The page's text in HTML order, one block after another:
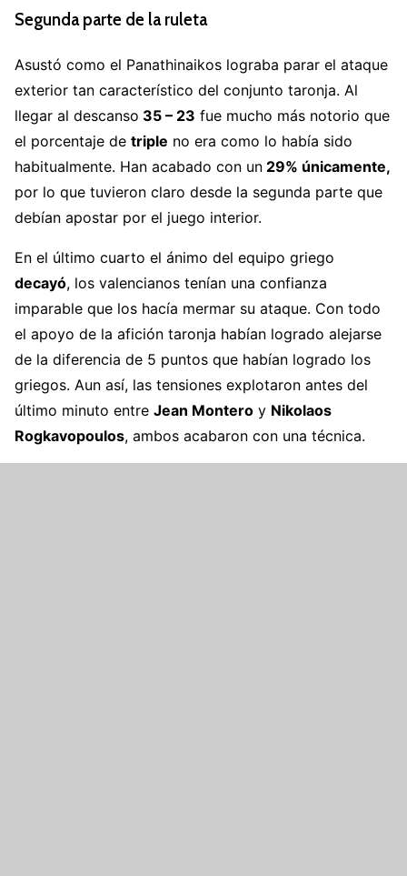
Segunda parte de la ruleta
Asustó como el Panathinaikos lograba parar el ataque
exterior tan característico del conjunto taronja. Al
llegar al descanso 35 – 23 fue mucho más notorio que
el porcentaje de triple no era como lo había sido
habitualmente. Han acabado con un 29% únicamente,
por lo que tuvieron claro desde la segunda parte que
debían apostar por el juego interior.
En el último cuarto el ánimo del equipo griego
decayó, los valencianos tenían una confianza
imparable que los hacía mermar su ataque. Con todo
el apoyo de la afición taronja habían logrado alejarse
de la diferencia de 5 puntos que habían logrado los
griegos. Aun así, las tensiones explotaron antes del
último minuto entre Jean Montero y Nikolaos
Rogkavopoulos, ambos acabaron con una técnica.